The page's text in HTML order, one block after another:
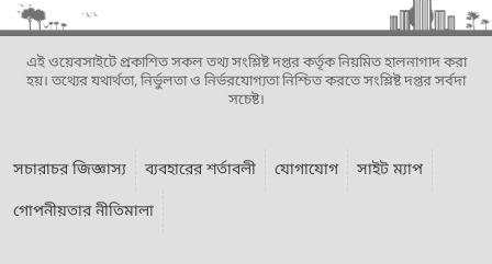
এই ওয়েবসাইটে প্রকাশিত সকল তথ্য সংশ্লিষ্ট দপ্তর কর্তৃক নিয়মিত হালনাগাদ করা
হয়। তথ্যের যথার্থতা, নির্ভুলতা ও নির্ভরযোগ্যতা নিশ্চিত করতে সংশ্লিষ্ট দপ্তর সর্বদা
সচেষ্ট।
সচারাচর জিজ্ঞাস্য ব্যবহারের শর্তাবলী যোগাযোগ
সাইট ম্যাপ
গোপনীয়তার নীতিমালা